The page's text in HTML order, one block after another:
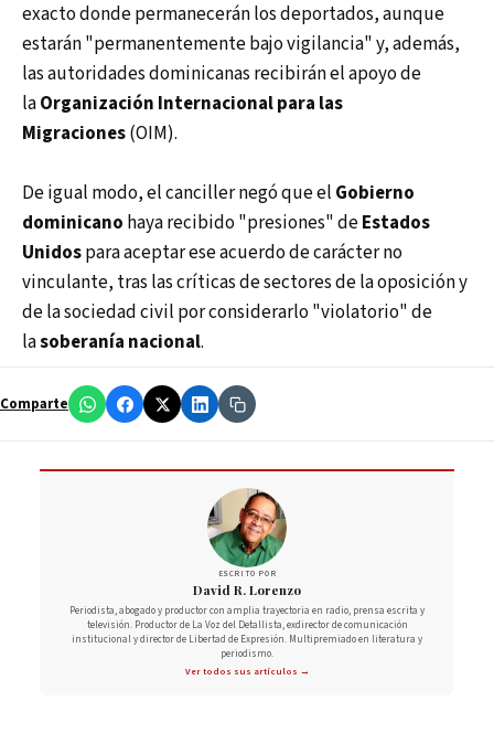
exacto donde permanecerán los deportados, aunque
estarán "permanentemente bajo vigilancia" y, además,
las autoridades dominicanas recibirán el apoyo de
laOrganización Internacional para las
Migraciones(OIM).
De igual modo, el canciller negó que el Gobierno
dominicano haya recibido "presiones" deEstados
Unidospara aceptar ese acuerdo de carácter no
vinculante, tras las críticas de sectores de la oposición y
de la sociedad civil por considerarlo "violatorio" de
lasoberanía nacional.
Comparte
ESCRITO POR
David R. Lorenzo
Periodista, abogado y productor con amplia trayectoria en radio, prensa escrita y
televisión. Productor de La Voz del Detallista, exdirector de comunicación
institucional y director de Libertad de Expresión. Multipremiado en literatura y
periodismo.
Ver todos sus artículos →